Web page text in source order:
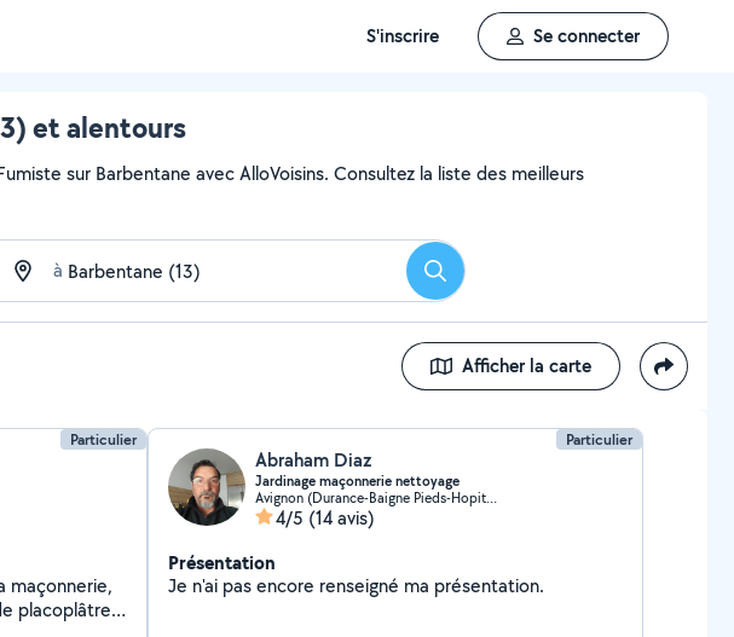
S'inscrire Se connecter
et alentours
sur Barbentane avec AlloVoisins. Consultez la liste des meilleurs
à Rechercher
Afficher la carte
Particulier
maçonnerie,
placoplâtre
Particulier
Abraham Diaz
Jardinage maçonnerie nettoyage
Avignon (Durance-Baigne Pieds-Hopital)
4/5 (14 avis)
Présentation
Je n'ai pas encore renseigné ma présentation.